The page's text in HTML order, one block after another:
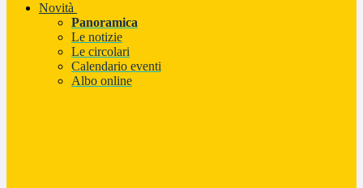
Novità
Panoramica
Le notizie
Le circolari
Calendario eventi
Albo online